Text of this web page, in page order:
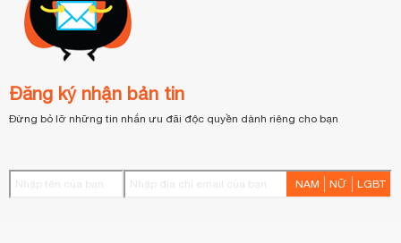
Đăng ký nhận bản tin
Đừng bỏ lỡ những tin nhắn ưu đãi độc quyền dành riêng cho bạn
NAM NỮ LGBT